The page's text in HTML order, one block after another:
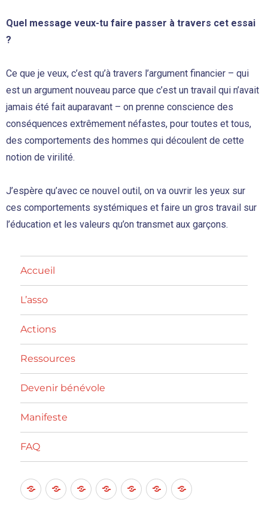
Quel message veux-tu faire passer à travers cet essai
?
Ce que je veux, c’est qu’à travers l’argument financier – qui
est un argument nouveau parce que c’est un travail qui n’avait
jamais été fait auparavant – on prenne conscience des
conséquences extrêmement néfastes, pour toutes et tous,
des comportements des hommes qui découlent de cette
notion de virilité.
J’espère qu’avec ce nouvel outil, on va ouvrir les yeux sur
ces comportements systémiques et faire un gros travail sur
l’éducation et les valeurs qu’on transmet aux garçons.
Accueil
L’asso
Actions
Ressources
Devenir bénévole
Manifeste
FAQ